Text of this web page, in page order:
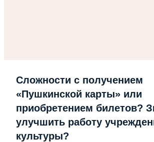
Сложности с получением
«Пушкинской карты» или
приобретением билетов?
улучшить работу
культуры?